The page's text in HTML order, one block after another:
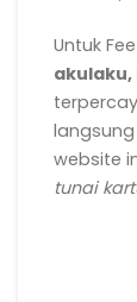
Untuk
website
tunai